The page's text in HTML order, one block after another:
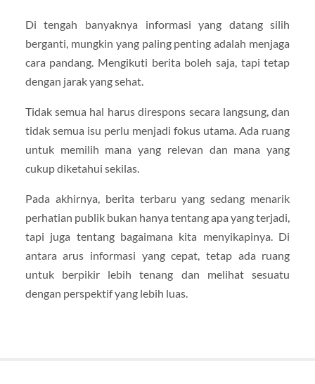
Di tengah banyaknya informasi yang datang silih
berganti, mungkin yang paling penting adalah menjaga
cara pandang. Mengikuti berita boleh saja, tapi tetap
dengan jarak yang sehat.
Tidak semua hal harus direspons secara langsung, dan
tidak semua isu perlu menjadi fokus utama. Ada ruang
untuk memilih mana yang relevan dan mana yang
cukup diketahui sekilas.
Pada akhirnya, berita terbaru yang sedang menarik
perhatian publik bukan hanya tentang apa yang terjadi,
tapi juga tentang bagaimana kita menyikapinya. Di
antara arus informasi yang cepat, tetap ada ruang
untuk berpikir lebih tenang dan melihat sesuatu
dengan perspektif yang lebih luas.